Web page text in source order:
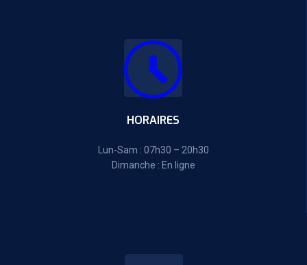
HORAIRES
Lun-Sam : 07h30 – 20h30
Dimanche : En ligne